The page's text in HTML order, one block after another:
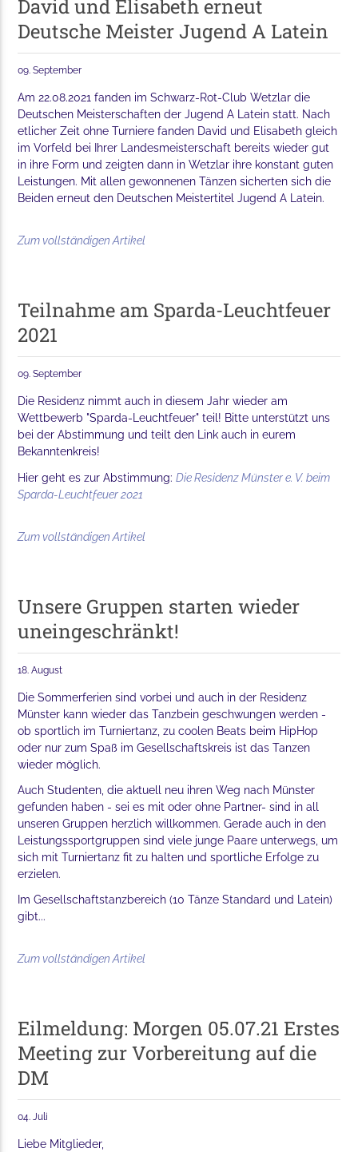
David und Elisabeth erneut
Deutsche Meister Jugend A Latein
09. September
Am 22.08.2021 fanden im Schwarz-Rot-Club Wetzlar die
Deutschen Meisterschaften der Jugend A Latein statt. Nach
etlicher Zeit ohne Turniere fanden David und Elisabeth gleich
im Vorfeld bei Ihrer Landesmeisterschaft bereits wieder gut
in ihre Form und zeigten dann in Wetzlar ihre konstant guten
Leistungen. Mit allen gewonnenen Tänzen sicherten sich die
Beiden erneut den Deutschen Meistertitel Jugend A Latein.
Zum vollständigen Artikel
Teilnahme am Sparda-Leuchtfeuer
2021
09. September
Die Residenz nimmt auch in diesem Jahr wieder am
Wettbewerb "Sparda-Leuchtfeuer" teil! Bitte unterstützt uns
bei der Abstimmung und teilt den Link auch in eurem
Bekanntenkreis!
Hier geht es zur Abstimmung:Die Residenz Münster e. V. beim
Sparda-Leuchtfeuer 2021
Zum vollständigen Artikel
Unsere Gruppen starten wieder
uneingeschränkt!
18. August
Die Sommerferien sind vorbei und auch in der Residenz
Münster kann wieder das Tanzbein geschwungen werden -
ob sportlich im Turniertanz, zu coolen Beats beim HipHop
oder nur zum Spaß im Gesellschaftskreis ist das Tanzen
wieder möglich.
Auch Studenten, die aktuell neu ihren Weg nach Münster
gefunden haben - sei es mit oder ohne Partner- sind in all
unseren Gruppen herzlich willkommen. Gerade auch in den
Leistungssportgruppen sind viele junge Paare unterwegs, um
sich mit Turniertanz fit zu halten und sportliche Erfolge zu
erzielen.
Im Gesellschaftstanzbereich (10 Tänze Standard und Latein)
gibt...
Zum vollständigen Artikel
Eilmeldung: Morgen 05.07.21 Erstes
Meeting zur Vorbereitung auf die
DM
04. Juli
Liebe Mitglieder,